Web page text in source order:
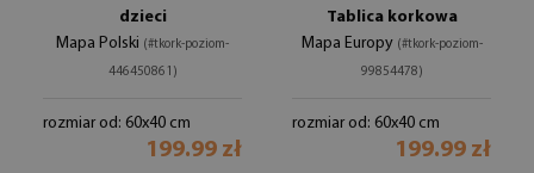
dzieci
Mapa Polski (#tkork-poziom-
446450861)
rozmiar od: 60x40 cm
199.99 zł
Tablica korkowa
Mapa Europy (#tkork-poziom-
99854478)
rozmiar od: 60x40 cm
199.99 zł